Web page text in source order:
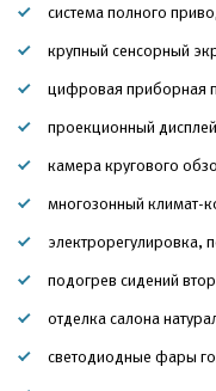
система полного
крупный сенсорный
цифровая приборная
проекционный
камера кругового
многозонный климат-
электрорегулировка,
подогрев сидений
отделка салона
светодиодные фары